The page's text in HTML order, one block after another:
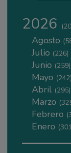
2026
Agosto
Julio (226)
Junio (259)
Mayo (242)
Abril (295)
Marzo
Febrero
Enero